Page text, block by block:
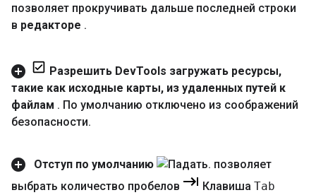
позволяет прокручивать дальше последней строки
в редакторе .
Разрешить DevTools загружать ресурсы,
такие как исходные карты, из удаленных путей к
файлам . По умолчанию отключено из соображений
безопасности.
Отступ по умолчанию
позволяет
выбрать количество пробелов
Клавиша Tab